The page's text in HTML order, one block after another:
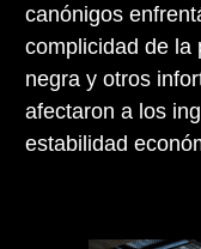
canónigos
complicidad de la
negra y otros
afectaron a los
estabilidad